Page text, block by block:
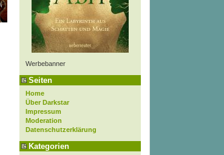
Werbebanner
Seiten
Home
Über Darkstar
Impressum
Moderation
Datenschutzerklärung
Kategorien